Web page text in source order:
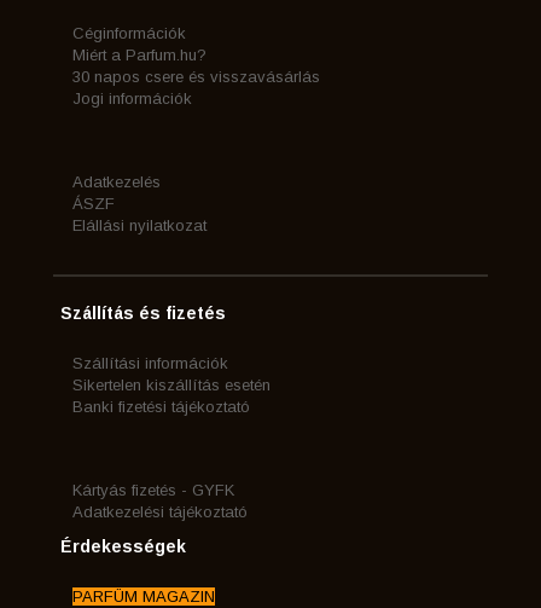
Céginformációk
Miért a Parfum.hu?
30 napos csere és visszavásárlás
Jogi információk
Adatkezelés
ÁSZF
Elállási nyilatkozat
Szállítás és fizetés
Szállítási információk
Sikertelen kiszállítás esetén
Banki fizetési tájékoztató
Kártyás fizetés - GYFK
Adatkezelési tájékoztató
Érdekességek
PARFÜM MAGAZIN